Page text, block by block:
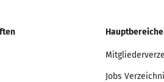
Hauptbereiche
Jobs